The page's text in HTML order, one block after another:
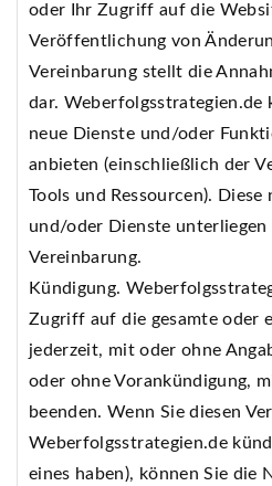
oder Ihr Zugriff auf die
Veröffentlichung von
Vereinbarung stellt die
dar. Weberfolgsstrategien.de
neue Dienste und/oder
anbieten (einschließlich der
Tools und Ressourcen). Diese
und/oder Dienste unterliegen
Vereinbarung.
Kündigung.
Zugriff auf die gesamte oder
jederzeit, mit oder ohne
oder ohne Vorankündigung,
beenden. Wenn Sie diesen
Weberfolgsstrategien.de
eines haben), können Sie die